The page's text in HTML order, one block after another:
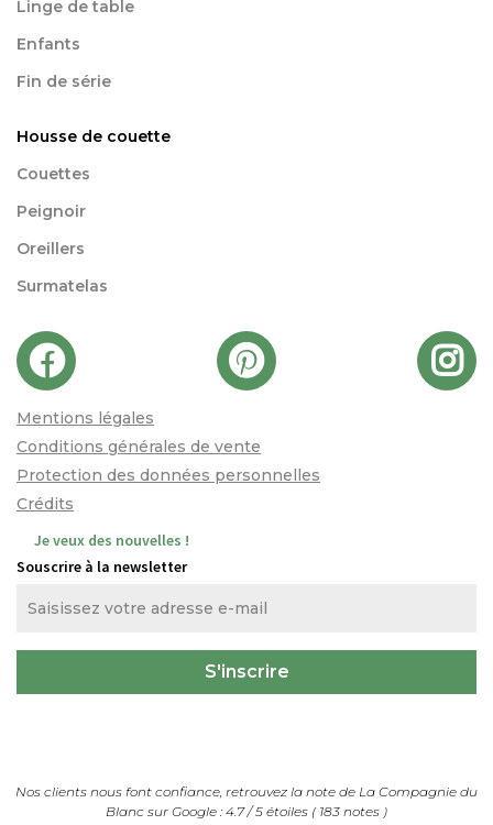
Linge de table
Enfants
Fin de série
Housse de couette
Couettes
Peignoir
Oreillers
Surmatelas
Mentions légales
Conditions générales de vente
Protection des données personnelles
Crédits
Je veux des nouvelles !
Souscrire à la newsletter
Nos clients nous font confiance, retrouvez la note de La Compagnie du
Blanc sur Google : 4.7/5 étoiles ( 183 notes )